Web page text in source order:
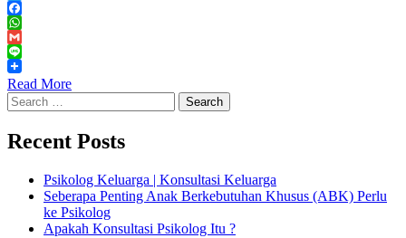
Twitter
Facebook
WhatsApp
Gmail
Line
Read More
Search
for:
Recent Posts
Psikolog Keluarga | Konsultasi Keluarga
Seberapa Penting Anak Berkebutuhan Khusus (ABK) Perlu
ke Psikolog
Apakah Konsultasi Psikolog Itu ?